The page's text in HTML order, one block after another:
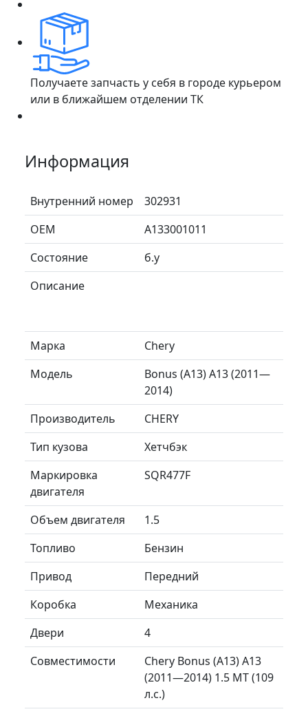
Получаете запчасть у себя в городе курьером
или в ближайшем отделении ТК
Информация
Внутренний номер
302931
ОЕМ
A133001011
Состояние
б.у
Описание
Марка
Chery
Модель
Bonus (A13) A13 (2011—
2014)
Производитель
CHERY
Тип кузова
Хетчбэк
Маркировка
двигателя
SQR477F
Объем двигателя
1.5
Топливо
Бензин
Привод
Передний
Коробка
Механика
Двери
4
Совместимости
Chery Bonus (A13) A13
(2011—2014) 1.5 MT (109
л.с.)